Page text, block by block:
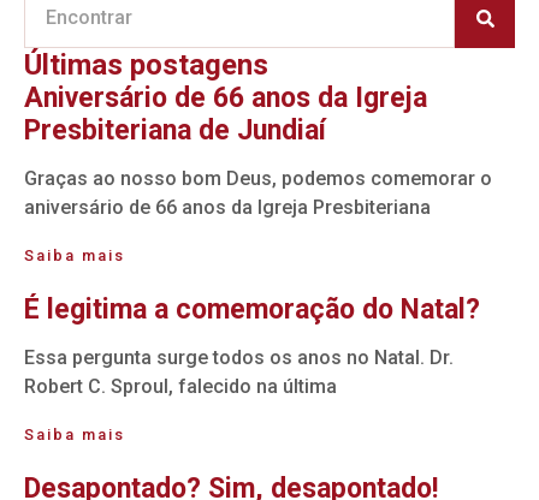
Últimas postagens
Aniversário de 66 anos da Igreja
Presbiteriana de Jundiaí
Graças ao nosso bom Deus, podemos comemorar o
aniversário de 66 anos da Igreja Presbiteriana
Saiba mais
É legitima a comemoração do Natal?
Essa pergunta surge todos os anos no Natal. Dr.
Robert C. Sproul, falecido na última
Saiba mais
Desapontado? Sim, desapontado!